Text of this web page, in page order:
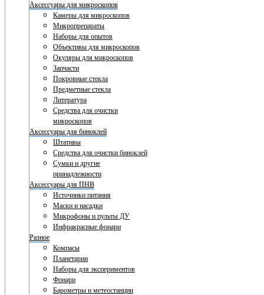
Аксессуары для микроскопов
Камеры для микроскопов
Микропрепараты
Наборы для опытов
Объективы для микроскопов
Окуляры для микроскопов
Запчасти
Покровные стекла
Предметные стекла
Литература
Средства для очистки
микроскопов
Аксессуары для биноклей
Штативы
Средства для очистки биноклей
Сумки и другие
принадлежности
Аксессуары для ПНВ
Источники питания
Маски и насадки
Микрофоны и пульты ДУ
Инфракрасные фонари
Разное
Компасы
Планетарии
Наборы для экспериментов
Фонари
Барометры и метеостанции